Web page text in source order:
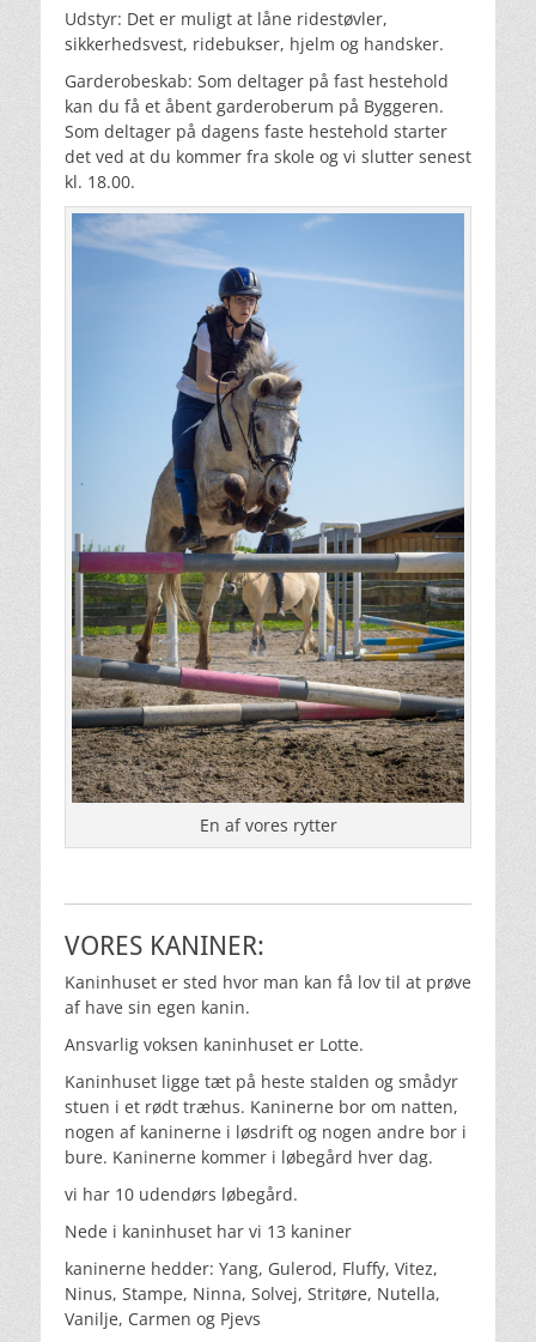
Udstyr: Det er muligt at låne ridestøvler,
sikkerhedsvest, ridebukser, hjelm og handsker.
Garderobeskab: Som deltager på fast hestehold
kan du få et åbent garderoberum på Byggeren.
Som deltager på dagens faste hestehold starter
det ved at du kommer fra skole og vi slutter senest
kl. 18.00.
En af vores rytter
VORES KANINER:
Kaninhuset er sted hvor man kan få lov til at prøve
af have sin egen kanin.
Ansvarlig voksen kaninhuset er Lotte.
Kaninhuset ligge tæt på heste stalden og smådyr
stuen i et rødt træhus. Kaninerne bor om natten,
nogen af kaninerne i løsdrift og nogen andre bor i
bure. Kaninerne kommer i løbegård hver dag.
vi har 10 udendørs løbegård.
Nede i kaninhuset har vi 13 kaniner
kaninerne hedder: Yang, Gulerod, Fluffy, Vitez,
Ninus, Stampe, Ninna, Solvej, Stritøre, Nutella,
Vanilje, Carmen og Pjevs